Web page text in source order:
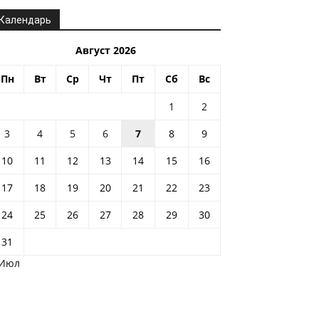
Август 2026
Пн Вт Ср Чт Пт Сб Вс
1
2
3
4 5 6 7 8
9
10
11 12 13 14 15
16
17
18 19 20 21 22
23
24
25 26 27 28 29
30
31